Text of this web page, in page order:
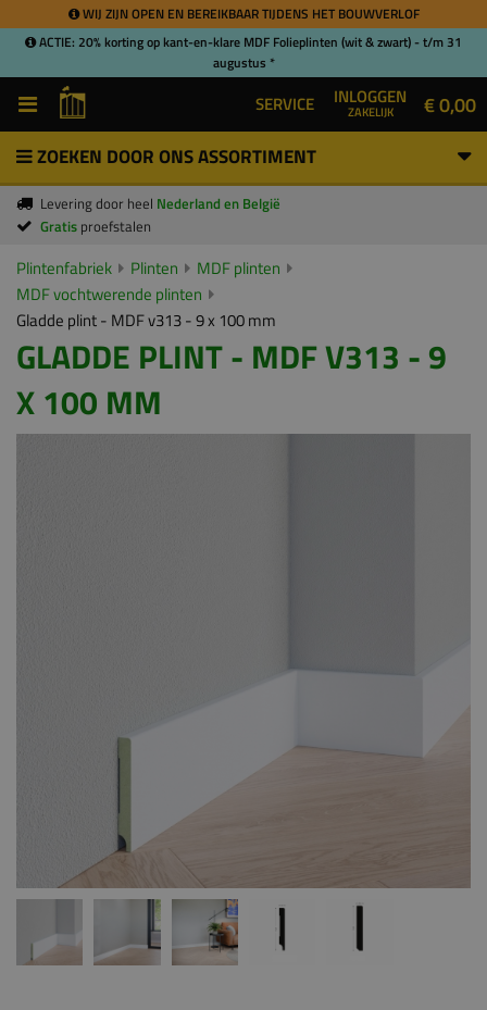
WIJ ZIJN OPEN EN BEREIKBAAR TIJDENS HET BOUWVERLOF
ACTIE: 20% korting op kant-en-klare MDF Folieplinten (wit & zwart) - t/m 31
augustus *
SERVICE INLOGGEN
ZAKELIJK € 0,00
ZOEKEN DOOR ONS ASSORTIMENT
Levering door heel Nederland en België
Gratis proefstalen
Plintenfabriek Plinten
MDF plinten
MDF vochtwerende plinten
Gladde plint - MDF v313 - 9 x 100 mm
GLADDE PLINT - MDF V313 - 9
X 100 MM